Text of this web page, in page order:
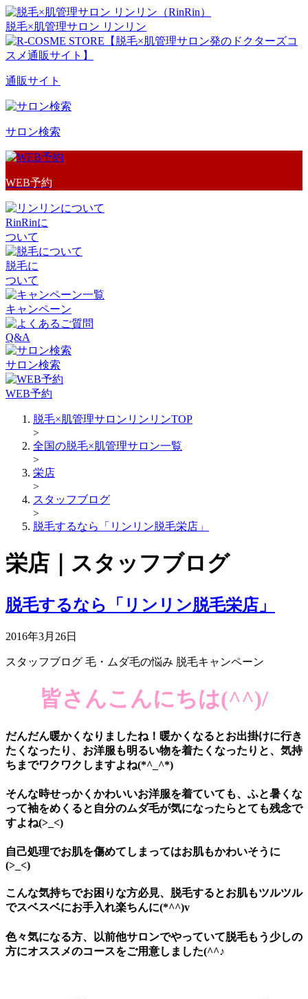
脱毛×肌管理サロン リンリン
通販サイト
サロン検索
WEB予約
RinRinに
ついて
脱毛に
ついて
キャンペーン
Q&A
サロン検索
WEB予約
脱毛×肌管理サロンリンリンTOP
>
全国の脱毛×肌管理サロン一覧
>
栄店
>
スタッフブログ
>
脱毛するなら「リンリン脱毛栄店」
栄店｜スタッフブログ
脱毛するなら「リンリン脱毛栄店」
2016年3月26日
スタッフブログ 毛・ムダ毛の悩み 脱毛キャンペーン
皆さんこんにちは(^^)/
だんだん暖かくなりましたね！暖かくなるとお出掛けに行き
たくなったり、お洋服も明るい物を着たくなったりと、気持
ちまでワクワクしますよね(*^_^*)
そんな時せっかくかわいいお洋服を着ていても、ふと暑くな
って袖をめくると自分のムダ毛が気になったらとても残念で
すよね(>_<)
自己処理でお肌を傷めてしまってはお肌もかわいそうに
(>_<)
こんな気持ちでお困りな方必見、脱毛するとお肌もツルツル
でスベスベにお手入れ楽ちんに(*^^)v
色々気になる方、以前他サロンでやっていて脱毛もう少しの
方にオススメのコースをご用意しました(^^♪